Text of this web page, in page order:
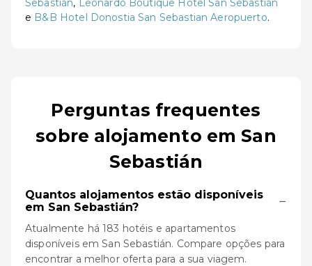
Sebastián, Leonardo Boutique Hotel San Sebastián
e B&B Hotel Donostia San Sebastian Aeropuerto.
Perguntas frequentes
sobre alojamento em San
Sebastián
Quantos alojamentos estão disponíveis
em San Sebastián?
−
Atualmente há 183 hotéis e apartamentos
disponíveis em San Sebastián. Compare opções para
encontrar a melhor oferta para a sua viagem.